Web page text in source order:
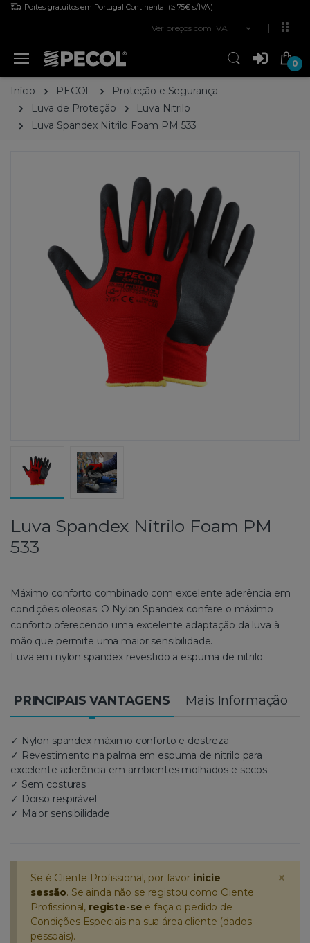
Portes gratuitos em Portugal Continental (≥ 75€ s/IVA)
Ver preços com IVA
0
Início PECOL
Proteção e Segurança
Luva de Proteção
Luva Nitrilo
Luva Spandex Nitrilo Foam PM 533
Luva Spandex Nitrilo Foam PM
533
Máximo conforto combinado com excelente aderência em
condições oleosas. O Nylon Spandex confere o máximo
conforto oferecendo uma excelente adaptação da luva à
mão que permite uma maior sensibilidade.
Luva em nylon spandex revestido a espuma de nitrilo.
PRINCIPAIS VANTAGENS Mais Informação
✓ Nylon spandex máximo conforto e destreza
✓ Revestimento na palma em espuma de nitrilo para
excelente aderência em ambientes molhados e secos
✓ Sem costuras
✓ Dorso respirável
✓ Maior sensibilidade
×
Se é Cliente Profissional, por favor inicie
sessão. Se ainda não se registou como Cliente
Profissional, registe-se e faça o pedido de
Condições Especiais na sua área cliente (dados
pessoais).